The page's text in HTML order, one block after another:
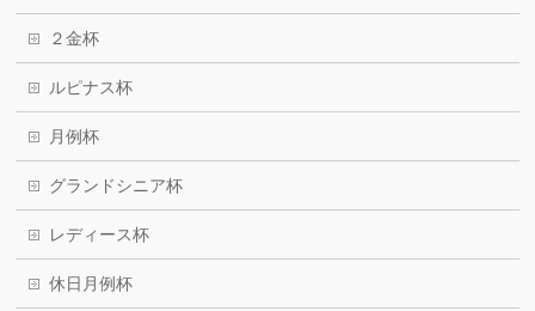
２金杯
ルピナス杯
月例杯
グランドシニア杯
レディース杯
休日月例杯